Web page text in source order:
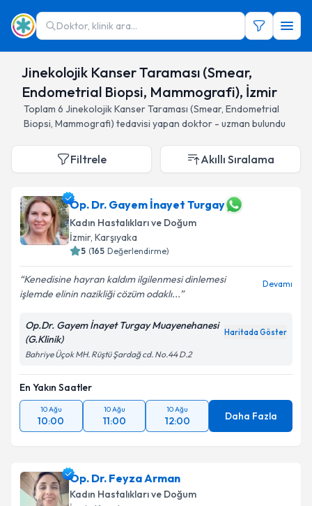
Doktor, klinik ara...
Jinekolojik Kanser Taraması (Smear,
Endometrial Biopsi, Mammografi), İzmir
Toplam 6 Jinekolojik Kanser Taraması (Smear, Endometrial
Biopsi, Mammografi) tedavisi yapan doktor - uzman bulundu
Filtrele Akıllı Sıralama
Op. Dr. Gayem İnayet Turgay
Kadın Hastalıkları ve Doğum
İzmir, Karşıyaka
5 (165 Değerlendirme)
Kenedisine hayran kaldım ilgilenmesi dinlemesi
işlemde elinin nazikliği cözüm odaklı...
Devamı
Op.Dr. Gayem İnayet Turgay Muayenehanesi
(G.Klinik)
Haritada Göster
Bahriye Üçok MH. Rüştü Şardağ cd. No.44 D.2
En Yakın Saatler
10 Ağu
10:00
10 Ağu
11:00
10 Ağu
12:00 Daha Fazla
Op. Dr. Feyza Arman
Kadın Hastalıkları ve Doğum